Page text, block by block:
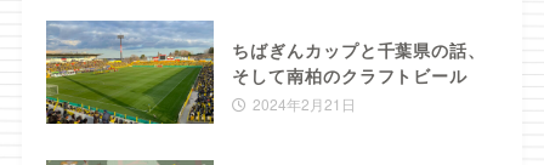
ちばぎんカップと千葉県の話、
そして南柏のクラフトビール
2024年2月21日